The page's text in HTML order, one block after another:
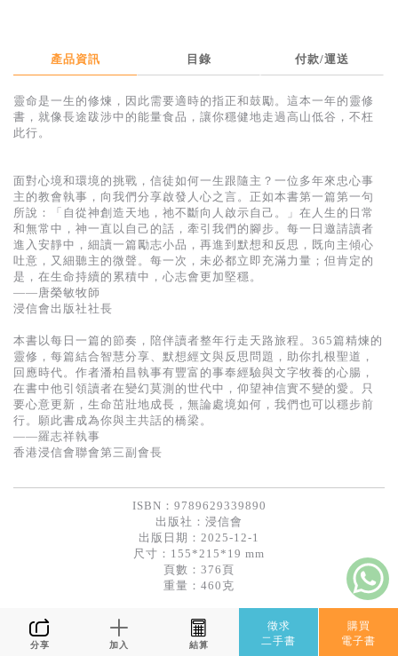
得獎作品推介
暢銷榜
精選英文書
電子書
基道 Top 50
產品資訊 目錄 付款/運送
靈命是一生的修煉，因此需要適時的指正和鼓勵。這本一年的靈修
書，就像長途跋涉中的能量食品，讓你穩健地走過高山低谷，不枉
此行。
面對心境和環境的挑戰，信徒如何一生跟隨主？一位多年來忠心事
主的教會執事，向我們分享啟發人心之言。正如本書第一篇第一句
所說：「自從神創造天地，祂不斷向人啟示自己。」在人生的日常
和無常中，神一直以自己的話，牽引我們的腳步。每一日邀請讀者
進入安靜中，細讀一篇勵志小品，再進到默想和反思，既向主傾心
吐意，又細聽主的微聲。每一次，未必都立即充滿力量；但肯定的
是，在生命持續的累積中，心志會更加堅穩。
——唐榮敏牧師
浸信會出版社社長
本書以每日一篇的節奏，陪伴讀者整年行走天路旅程。365篇精煉的
靈修，每篇結合智慧分享、默想經文與反思問題，助你扎根聖道，
回應時代。作者潘柏昌執事有豐富的事奉經驗與文字牧養的心腸，
在書中他引領讀者在變幻莫測的世代中，仰望神信實不變的愛。只
要心意更新，生命茁壯地成長，無論處境如何，我們也可以穩步前
行。願此書成為你與主共話的橋梁。
——羅志祥執事
香港浸信會聯會第三副會長
ISBN：9789629339890
出版社： 浸信會
出版日期：2025-12-1
尺寸：155*215*19 mm
頁數：376頁
重量：460克
分享 加入 結算
徵求
二手書
購買
電子書